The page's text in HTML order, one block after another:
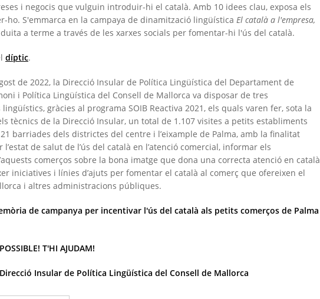
i negocis que vulguin introduir-hi el català. Amb 10 idees clau, exposa els
ho. S'emmarca en la campaya de dinamització lingüística El català a l'empresa,
duita a terme a través de les xarxes socials per fomentar-hi l'ús del català.
díptic.
de 2022, la Direcció Insular de Política Lingüística del Departament de
i Política Lingüística del Consell de Mallorca va disposar de tres
gràcies al programa SOIB Reactiva 2021, els quals varen fer, sota la
tècnics de la Direcció Insular, un total de 1.107 visites a petits establiments
barriades dels districtes del centre i l’eixample de Palma, amb la finalitat
l’estat de salut de l’ús del català en l’atenció comercial, informar els
comerços sobre la bona imatge que dona una correcta atenció en català
iniciatives i línies d’ajuts per fomentar el català al comerç que ofereixen el
i altres administracions públiques.
de campanya per incentivar l'ús del català als petits comerços de Palma
T'HI AJUDAM!
Insular de Política Lingüística del Consell de Mallorca